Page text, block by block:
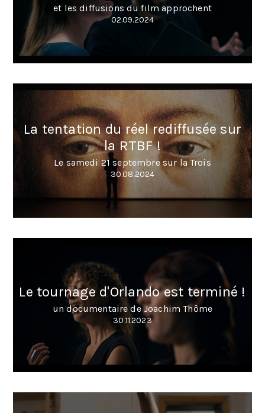
et les diffusions du film approchent
02.09.2024
La tentation du réel rediffusée sur
la RTBF !
Le samedi 21 septembre sur la Trois
30.08.2024
Le tournage d'Orlando est terminé !
un documentaire de Joachim Thôme
30.11.2023